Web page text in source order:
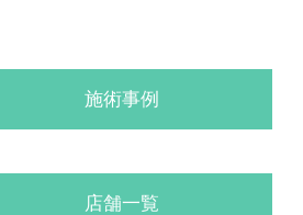
施術事例
店舗一覧